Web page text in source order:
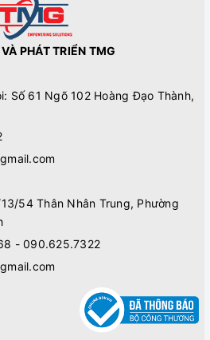
PHÁT TRIỂN TMG
Số 61 Ngõ 102 Hoàng Đạo Thành,
54 Thân Nhân Trung, Phường
- 090.625.7322